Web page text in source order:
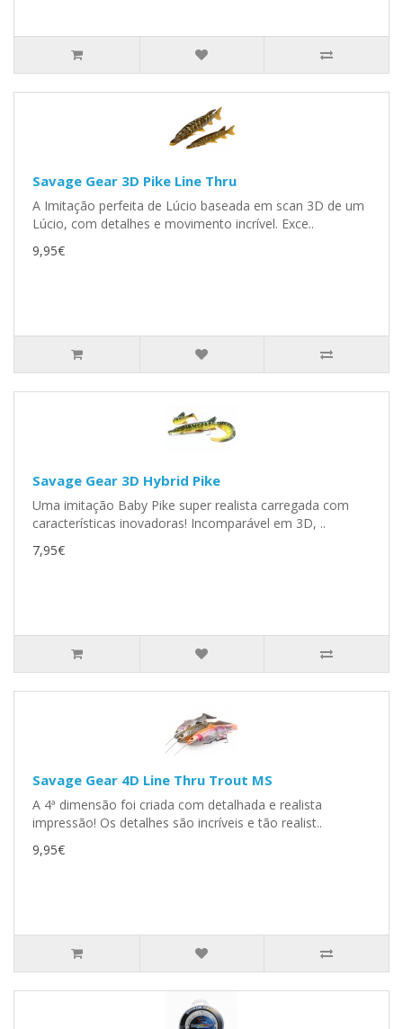
Savage Gear 3D Pike Line Thru
A Imitação perfeita de Lúcio baseada em scan 3D de um
Lúcio, com detalhes e movimento incrível. Exce..
9,95€
Savage Gear 3D Hybrid Pike
Uma imitação Baby Pike super realista carregada com
características inovadoras! Incomparável em 3D, ..
7,95€
Savage Gear 4D Line Thru Trout MS
A 4ª dimensão foi criada com detalhada e realista
impressão! Os detalhes são incríveis e tão realist..
9,95€